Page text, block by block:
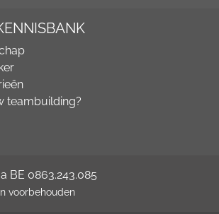
teambuilding?
BE 0863.243.085
voorbehouden